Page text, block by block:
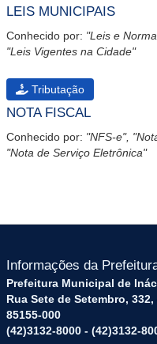
LEIS MUNICIPAIS
Conhecido por: "Leis e
"Leis Vigentes na Cidade"
Tributação
NOTA FISCAL
Conhecido por: "NFS-e",
"Nota de Serviço Eletrônica"
Informações da
Prefeitura Municipal de
Rua Sete de Setembro,
85155-000
(42)3132-8000 - (42)3132-